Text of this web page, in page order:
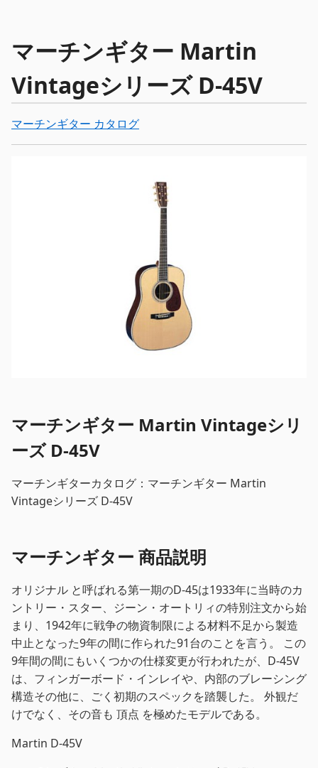
マーチンギター Martin
Vintageシリーズ D-45V
マーチンギター カタログ
マーチンギター Martin Vintageシリ
ーズ D-45V
マーチンギターカタログ：マーチンギター Martin
Vintageシリーズ D-45V
マーチンギター 商品説明
オリジナル と呼ばれる第一期のD-45は1933年に当時のカ
ントリー・スター、ジーン・オートリィの特別注文から始
まり、1942年に戦争の物資制限による材料不足から製造
中止となった9年の間に作られた91台のことを言う。 この
9年間の間にもいくつかの仕様変更が行われたが、D-45V
は、フィンガーボード・インレイや、内部のブレーシング
構造その他に、ごく初期のスペックを踏襲した。 外観だ
けでなく、その音も 頂点 を極めたモデルである。
Martin D-45V